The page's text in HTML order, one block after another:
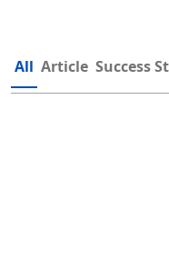
All Article Success